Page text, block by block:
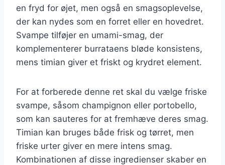
en fryd for øjet, men også en smagsoplevelse,
der kan nydes som en forret eller en hovedret.
Svampe tilføjer en umami-smag, der
komplementerer burrataens bløde konsistens,
mens timian giver et friskt og krydret element.
For at forberede denne ret skal du vælge friske
svampe, såsom champignon eller portobello,
som kan sauteres for at fremhæve deres smag.
Timian kan bruges både frisk og tørret, men
friske urter giver en mere intens smag.
Kombinationen af disse ingredienser skaber en